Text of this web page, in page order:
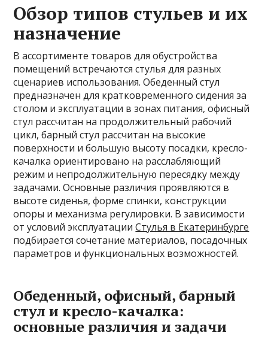
Обзор типов стульев и их
назначение
В ассортименте товаров для обустройства
помещений встречаются стулья для разных
сценариев использования. Обеденный стул
предназначен для кратковременного сидения за
столом и эксплуатации в зонах питания, офисный
стул рассчитан на продолжительный рабочий
цикл, барный стул рассчитан на высокие
поверхности и большую высоту посадки, кресло-
качалка ориентировано на расслабляющий
режим и непродолжительную пересядку между
задачами. Основные различия проявляются в
высоте сиденья, форме спинки, конструкции
опоры и механизма регулировки. В зависимости
от условий эксплуатацииСтулья в Екатеринбурге
подбирается сочетание материалов, посадочных
параметров и функциональных возможностей.
Обеденный, офисный, барный
стул и кресло-качалка:
основные различия и задачи